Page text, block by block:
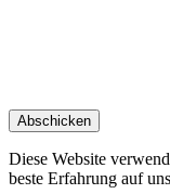
Diese Website
beste Erfahrung auf